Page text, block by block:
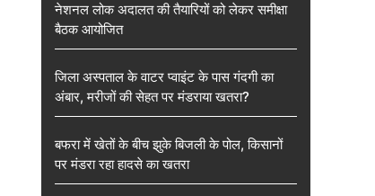
नेशनल लोक अदालत की तैयारियों को लेकर समीक्षा
बैठक आयोजित
जिला अस्पताल के वाटर प्वाइंट के पास गंदगी का
अंबार, मरीजों की सेहत पर मंडराया खतरा?
बफरा में खेतों के बीच झुके बिजली के पोल, किसानों
पर मंडरा रहा हादसे का खतरा